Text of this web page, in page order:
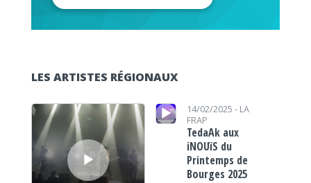
LES ARTISTES RÉGIONAUX
Lecteur audio
Lecteur audio 14/02/2025 - LA
FRAP
TedaAk aux
iNOUïS du
Printemps de
Bourges 2025